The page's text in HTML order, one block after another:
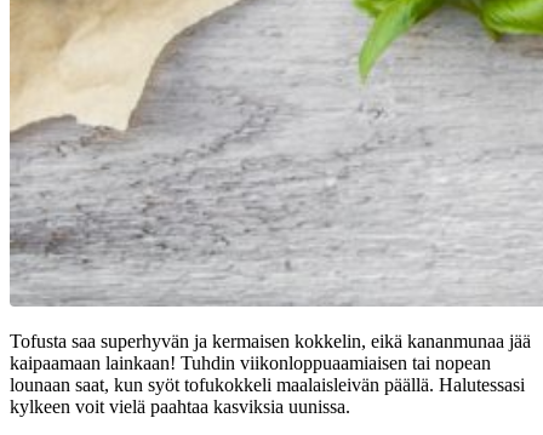
Tofusta saa superhyvän ja kermaisen kokkelin, eikä kananmunaa jää
kaipaamaan lainkaan! Tuhdin viikonloppuaamiaisen tai nopean
lounaan saat, kun syöt tofukokkeli maalaisleivän päällä. Halutessasi
kylkeen voit vielä paahtaa kasviksia uunissa.